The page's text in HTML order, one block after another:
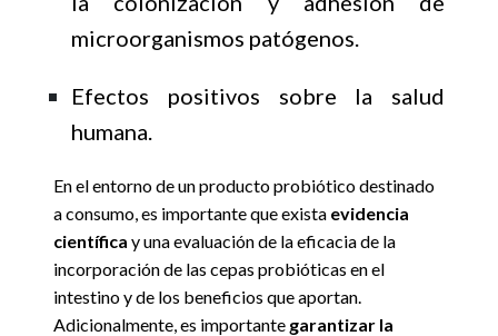
microorganismos patógenos.
Efectos positivos sobre la salud
humana.
En el entorno de un producto probiótico destinado
a consumo, es importante que exista evidencia
científica y una evaluación de la eficacia de la
incorporación de las cepas probióticas en el
intestino y de los beneficios que aportan.
Adicionalmente, es importante garantizar la